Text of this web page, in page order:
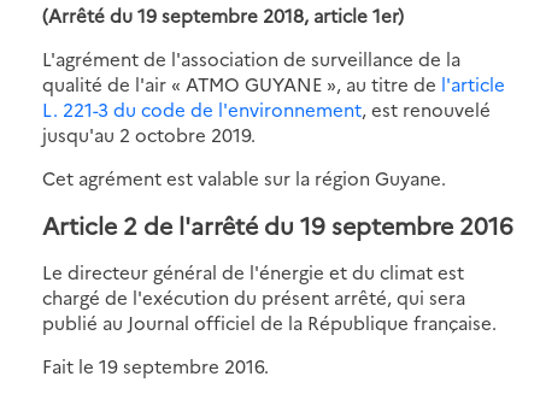
(Arrêté du 19 septembre 2018, article 1er)
L'agrément de l'association de surveillance de la
qualité de l'air « ATMO GUYANE », au titre de l'article
L. 221-3 du code de l'environnement, est renouvelé
jusqu'au 2 octobre 2019.
Cet agrément est valable sur la région Guyane.
Article 2 de l'arrêté du 19 septembre 2016
Le directeur général de l'énergie et du climat est
chargé de l'exécution du présent arrêté, qui sera
publié au Journal officiel de la République française.
Fait le 19 septembre 2016.